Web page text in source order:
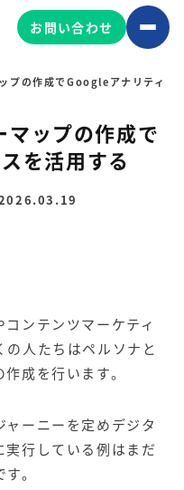
ング
サービス
SNSアカウント運用代行サー
お問い合わせ
プの作成でGoogleアナリティク
マップの作成で
を活用する
コンテンツマーケティ
の人たちはペルソナ と
成を行います。
ーニーを定めデジタ
行している例はまだ
。